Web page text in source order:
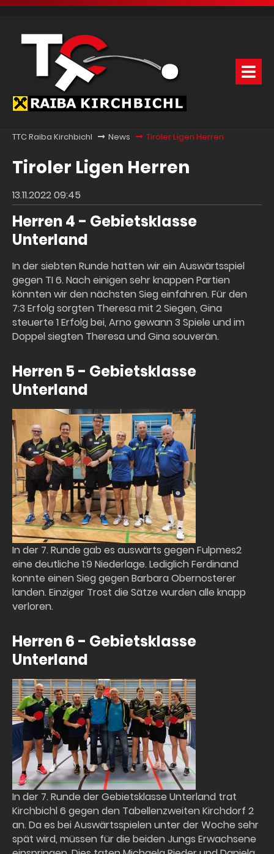
TTC Raiba Kirchbichl News Tiroler Ligen Herren
Tiroler Ligen Herren
13.11.2022 09:45
Herren 4 - Gebietsklasse
Unterland
In der siebten Runde hatten wir ein Auswärtsspiel
gegen TI 6. Nach einigen sehr knappen Partien
könnten wir den nächsten Sieg einfahren. Für den
7:3 Erfolg sorgten Theresa mit 2 Siegen, Gina
steuerte 1 Erfolg bei, Arno gewann 3 Spiele und im
Doppel siegten Theresa und Gina souverän.
Herren 5 - Gebietsklasse
Unterland
In der 7. Runde gab es auswärts gegen Fulpmes2
eine deutliche 1:9 Niederlage. Lediglich Ferdinand
konnte einen Sieg gegen Barbara Obernosterer
landen. Einziger Trost die Sätze wurden alle knapp
verloren.
Herren 6 - Gebietsklasse
Unterland
In der 7. Runde der Gebietsklasse Unterland trat
Kirchbichl 6 gegen den Tabellenzweiten Kirchdorf 2
an. Da es bei Auswärtsspielen unter der Woche sehr
spät wird, müssen für die beiden Jungs Erwachsene